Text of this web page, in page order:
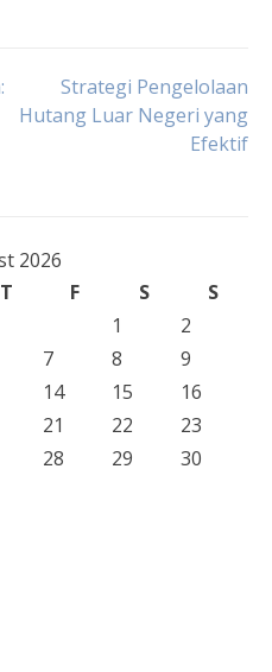
Strategi Pengelolaan
Hutang Luar Negeri yang
Efektif
2026
T F S
S
1
2
7 8
9
14 15
16
21 22
23
28 29
30